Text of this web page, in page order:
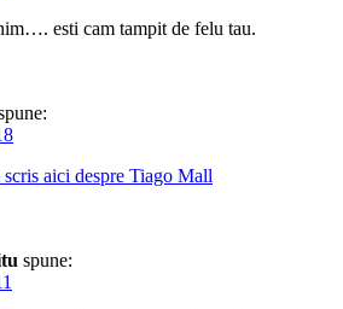
esti cam tampit de felu tau.
aici despre Tiago Mall
spune: